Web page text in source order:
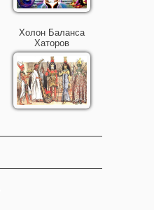
Холон Баланса
Хаторов